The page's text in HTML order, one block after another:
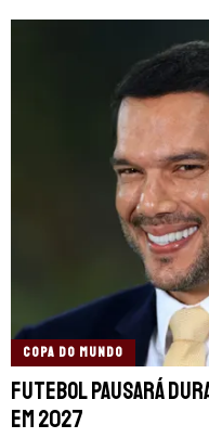
COPA DO MUNDO
Futebol pausará
em 2027